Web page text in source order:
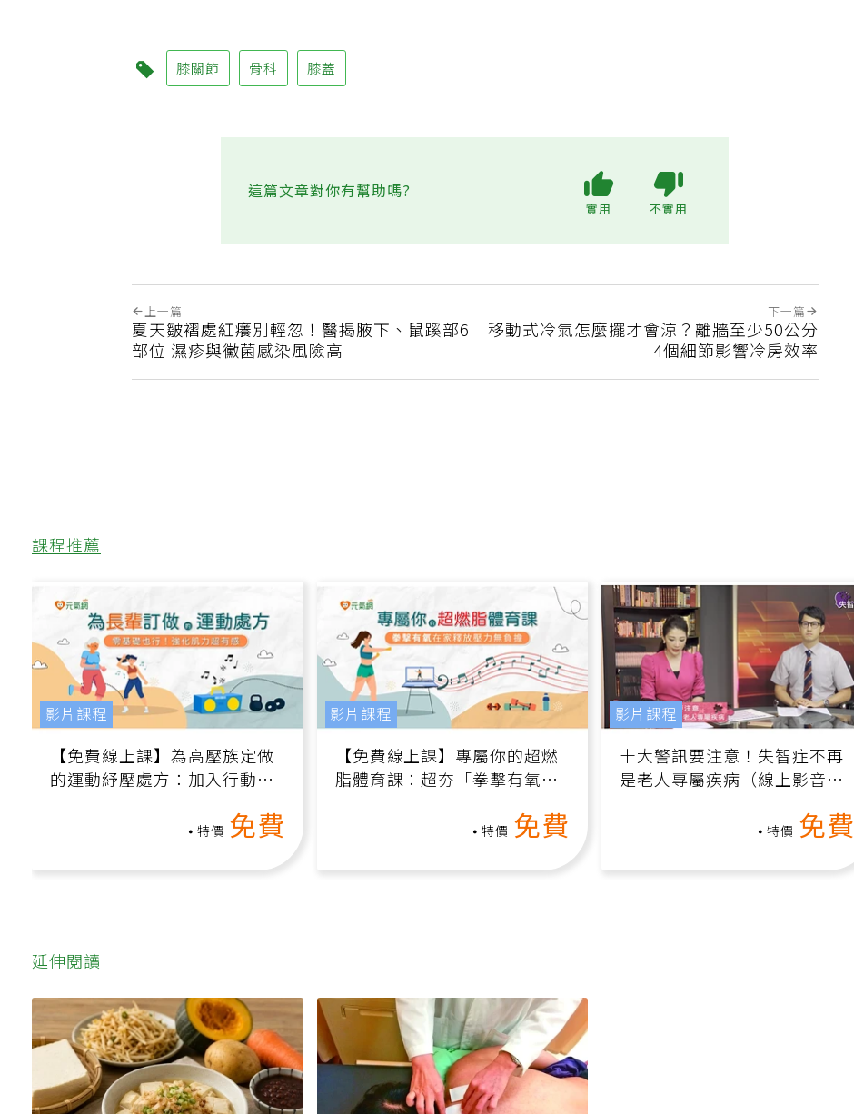
膝關節 骨科 膝蓋
這篇文章對你有幫助嗎?
上一篇
夏天皺褶處紅癢別輕忽！醫揭腋下、鼠蹊部6
部位 濕疹與黴菌感染風險高
下一篇
移動式冷氣怎麼擺才會涼？離牆至少50公分
4個細節影響冷房效率
課程推薦
【免費線上課】為高壓族定做
的運動紓壓處方：加入行動、
增肌、互動元素，0基礎也能
免費
影片課程
【免費線上課】專屬你的超燃
脂體育課：超夯「拳擊有氧」
高壓族在家釋放壓力無負擔
免費
影片課程
十大警訊要注意！失智症不再
是老人專屬疾病（線上影音
免費
影片課程
延伸閱讀